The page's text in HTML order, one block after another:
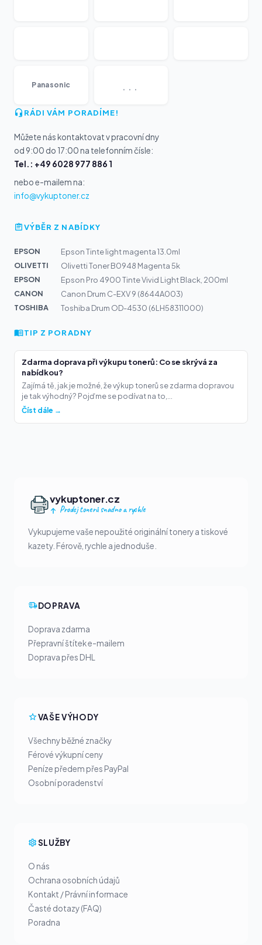
Panasonic ...
RÁDI VÁM PORADÍME!
Můžete nás kontaktovat v pracovní dny
od 9:00 do 17:00 na telefonním čísle:
Tel.: +49 6028 977 886 1
nebo e-mailem na:
info@vykuptoner.cz
VÝBĚR Z NABÍDKY
EPSON
Epson Tinte light magenta 13.0ml
OLIVETTI
Olivetti Toner B0948 Magenta 5k
EPSON
Epson Pro 4900 Tinte Vivid Light Black, 200ml
CANON
Canon Drum C-EXV 9 (8644A003)
TOSHIBA
Toshiba Drum OD-4530 (6LH58311000)
TIP Z PORADNY
Zdarma doprava při výkupu tonerů: Co se skrývá za
nabídkou?
Zajímá tě, jak je možné, že výkup tonerů se zdarma dopravou
je tak výhodný? Pojďme se podívat na to,...
Číst dále →
vykuptoner.cz
Prodej tonerů snadno a rychle
Vykupujeme vaše nepoužité originální tonery a tiskové
kazety. Férově, rychle a jednoduše.
DOPRAVA
Doprava zdarma
Přepravní štítek e-mailem
Doprava přes DHL
VAŠE VÝHODY
Všechny běžné značky
Férové výkupní ceny
Peníze předem přes PayPal
Osobní poradenství
SLUŽBY
O nás
Ochrana osobních údajů
Kontakt / Právní informace
Časté dotazy (FAQ)
Poradna